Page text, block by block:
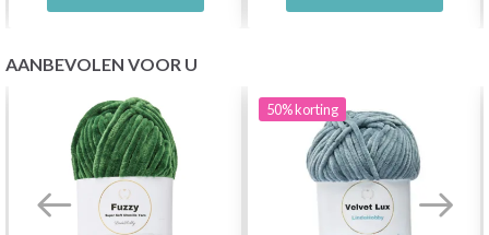
AANBEVOLEN VOOR U
50%korting